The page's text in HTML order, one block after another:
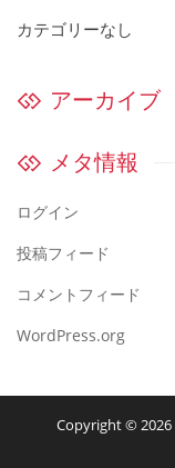
カテゴリーなし
アーカイブ
メタ情報
ログイン
投稿フィード
コメントフィード
WordPress.org
Copyright © 2026